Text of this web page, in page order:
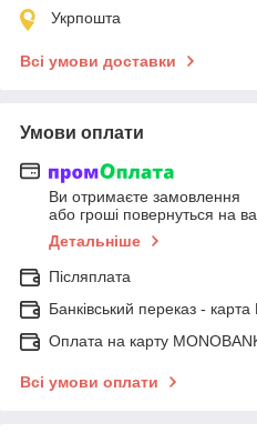
Укрпошта
Всі умови доставки
Умови оплати
Ви отримаєте замовлення
або гроші повернуться на
Детальніше
Післяплата
Банківський переказ -
Оплата на карту
Всі умови оплати